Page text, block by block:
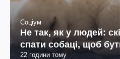
Соціум
Не так, як у людей:
спати собаці, щоб
22 години тому